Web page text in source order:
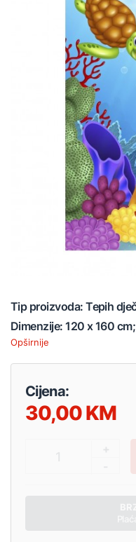
Tip proizvoda: Tepih
Dimenzije: 120 x 160 cm;
Opširnije
Cijena:
30,00